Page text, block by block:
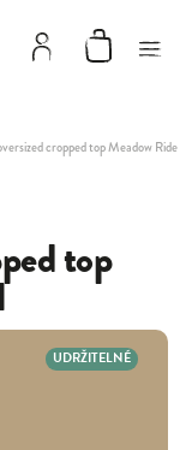
cropped top Meadow Ride
top
UDRŽITELNÉ